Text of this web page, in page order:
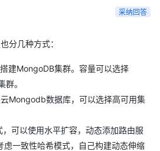
采纳回答
分几种方式：
建MongoDB集群。容量可以选择
。
Mongodb数据库，可以选择高可用集
可以使用水平扩容，动态添加路由服
虑一致性哈希模式，自己构建动态伸缩